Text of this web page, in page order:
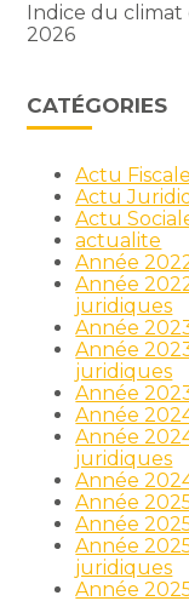
Indice du climat
2026
CATÉGORIES
Actu Fiscale
Actu
Actu
actualite
Année
Année
juridiques
Année
Année
juridiques
Année
Année
Année
juridiques
Année
Année
Année
Année
juridiques
Année